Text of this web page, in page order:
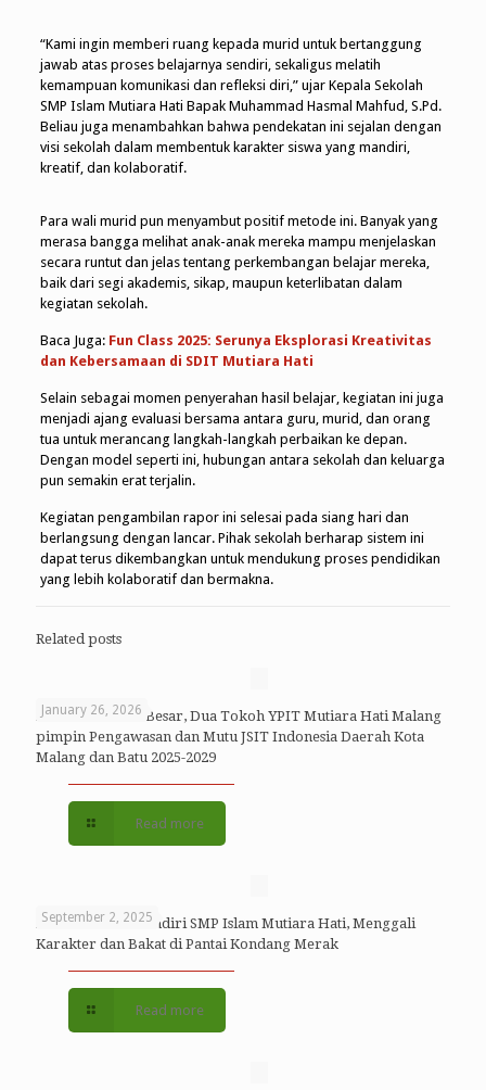
“Kami ingin memberi ruang kepada murid untuk bertanggung
jawab atas proses belajarnya sendiri, sekaligus melatih
kemampuan komunikasi dan refleksi diri,” ujar Kepala Sekolah
SMP Islam Mutiara Hati Bapak Muhammad Hasmal Mahfud, S.Pd.
Beliau juga menambahkan bahwa pendekatan ini sejalan dengan
visi sekolah dalam membentuk karakter siswa yang mandiri,
kreatif, dan kolaboratif.
Para wali murid pun menyambut positif metode ini. Banyak yang
merasa bangga melihat anak-anak mereka mampu menjelaskan
secara runtut dan jelas tentang perkembangan belajar mereka,
baik dari segi akademis, sikap, maupun keterlibatan dalam
kegiatan sekolah.
Baca Juga: Fun Class 2025: Serunya Eksplorasi Kreativitas
dan Kebersamaan di SDIT Mutiara Hati
Selain sebagai momen penyerahan hasil belajar, kegiatan ini juga
menjadi ajang evaluasi bersama antara guru, murid, dan orang
tua untuk merancang langkah-langkah perbaikan ke depan.
Dengan model seperti ini, hubungan antara sekolah dan keluarga
pun semakin erat terjalin.
Kegiatan pengambilan rapor ini selesai pada siang hari dan
berlangsung dengan lancar. Pihak sekolah berharap sistem ini
dapat terus dikembangkan untuk mendukung proses pendidikan
yang lebih kolaboratif dan bermakna.
Related posts
January 26, 2026
Emban Amanah Besar, Dua Tokoh YPIT Mutiara Hati Malang
pimpin Pengawasan dan Mutu JSIT Indonesia Daerah Kota
Malang dan Batu 2025-2029
Read more
September 2, 2025
Kemah Bhakti Mandiri SMP Islam Mutiara Hati, Menggali
Karakter dan Bakat di Pantai Kondang Merak
Read more